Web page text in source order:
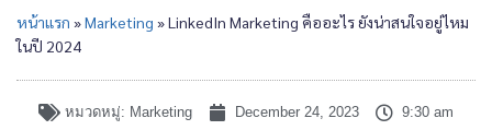
หน้าแรก »Marketing »LinkedIn Marketing คืออะไร ยังน่าสนใจอยู่ไหม
ในปี 2024
หมวดหมู่: Marketing December 24, 2023 9:30 am